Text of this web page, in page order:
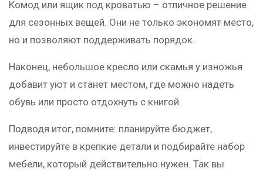
Комод или ящик под кроватью – отличное решение
для сезонных вещей. Они не только экономят место,
но и позволяют поддерживать порядок.
Наконец, небольшое кресло или скамья у изножья
добавит уют и станет местом, где можно надеть
обувь или просто отдохнуть с книгой.
Подводя итог, помните: планируйте бюджет,
инвестируйте в крепкие детали и подбирайте набор
мебели, который действительно нужен. Так вы